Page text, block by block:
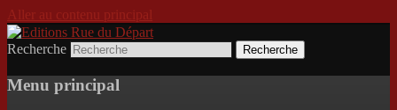
Aller au contenu principal
Editions Rue du Départ
Incitation au voyage, du roman noir au
poème.
Recherche
Menu principal